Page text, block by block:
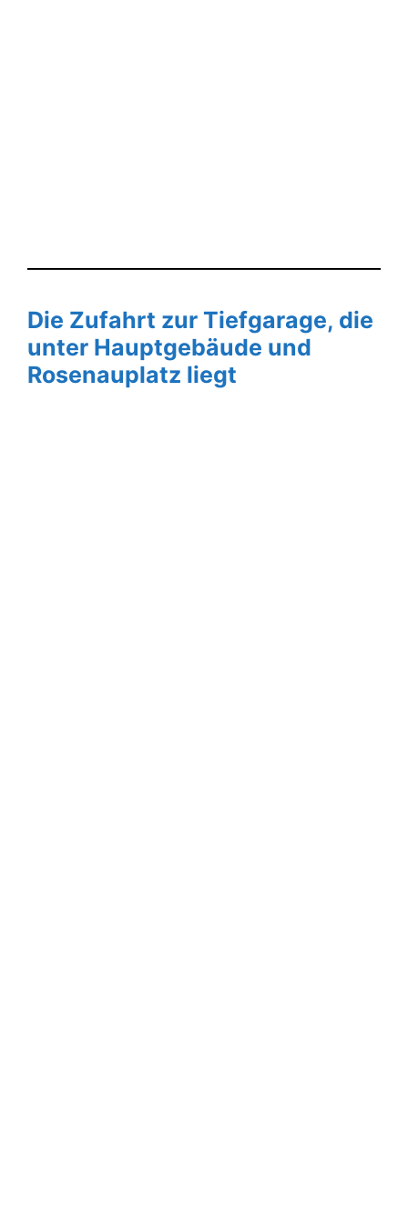
Die Zufahrt zur Tiefgarage, die
unter Hauptgebäude und
Rosenauplatz liegt